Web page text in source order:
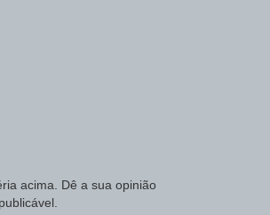
acima. Dê a sua opinião